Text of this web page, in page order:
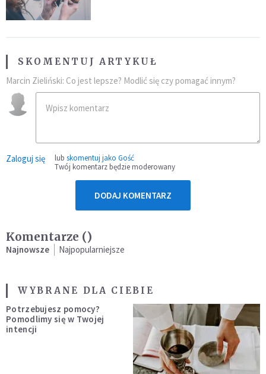
SKOMENTUJ ARTYKUŁ
Marcin Zieliński: Co jest lepsze? Modlić się czy pomagać innym?
Zaloguj się lub skomentuj jako Gość
Twój komentarz będzie moderowany
DODAJ KOMENTARZ
Komentarze ()
Najnowsze Najpopularniejsze
WYBRANE DLA CIEBIE
Potrzebujesz pomocy?
Pomodlimy się w Twojej
intencji